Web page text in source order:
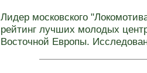
Лидер московского
рейтинг лучших молодых
Восточной Европы.